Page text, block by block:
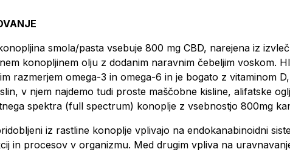
smola/pasta vsebuje 800 mg CBD, narejena iz
konopljinem olju z dodanim naravnim čebeljim voskom.
razmerjem omega-3 in omega-6 in je bogato z vitaminom
v njem najdemo tudi proste maščobne kisline, alifatske
spektra (full spectrum) konoplje z vsebnostjo 800mg
iz rastline konoplje vplivajo na endokanabinoidni
in procesov v organizmu. Med drugim vpliva na